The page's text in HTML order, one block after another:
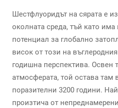
Шестфлуоридът на сярата е
околната среда, тъй като
потенциал за глобално
висок от този на
годишна перспектива. Освен
атмосферата, той остава там
поразителни 3200 години.
произтича от